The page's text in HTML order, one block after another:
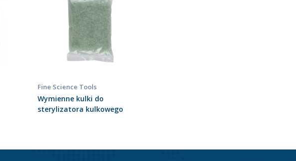
Fine Science Tools
Wymienne kulki do
sterylizatora kulkowego